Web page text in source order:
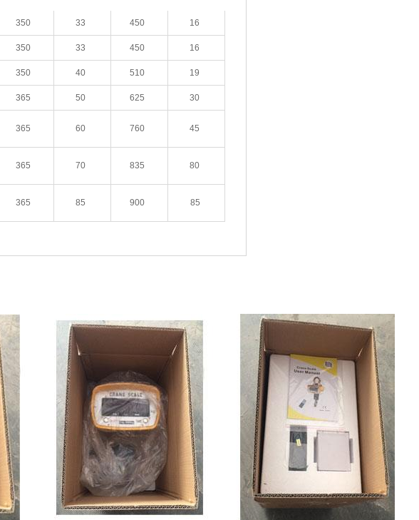
350 33 450 16
350 33 450 16
350 40 510 19
365 50 625 30
365 60 760 45
365 70 835 80
365 85 900 85